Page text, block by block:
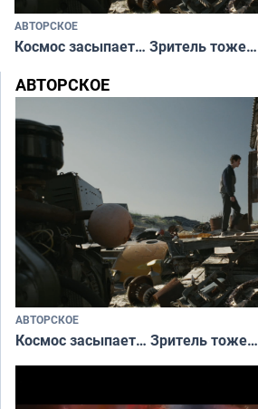
АВТОРСКОЕ
Космос засыпает… Зритель тоже…
АВТОРСКОЕ
АВТОРСКОЕ
Космос засыпает… Зритель тоже…